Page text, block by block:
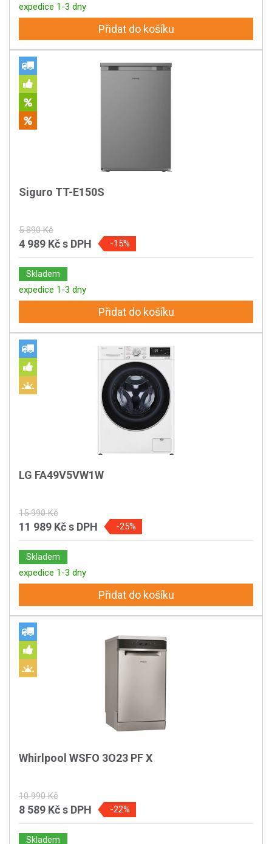
expedice 1-3 dny
Přidat do košíku
Siguro TT-E150S
5 890 Kč
4 989 Kčs DPH -15%
Skladem
expedice 1-3 dny
Přidat do košíku
LG FA49V5VW1W
15 990 Kč
11 989 Kčs DPH -25%
Skladem
expedice 1-3 dny
Přidat do košíku
Whirlpool WSFO 3O23 PF X
10 990 Kč
8 589 Kčs DPH -22%
Skladem